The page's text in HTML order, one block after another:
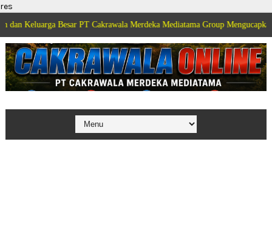
res
Besar PT Cakrawala Merdeka Mediatama Group Mengucapkan Selamat